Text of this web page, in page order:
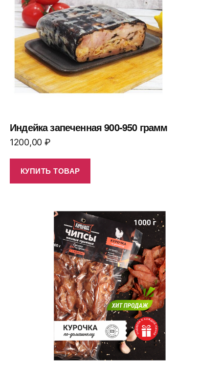
Индейка запеченная 900-950 грамм
1200,00 ₽
КУПИТЬ ТОВАР